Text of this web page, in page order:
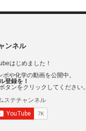
ンネル
はじめました！
や化学の動画を公開中。
登録を！
タンをクリックしてください。